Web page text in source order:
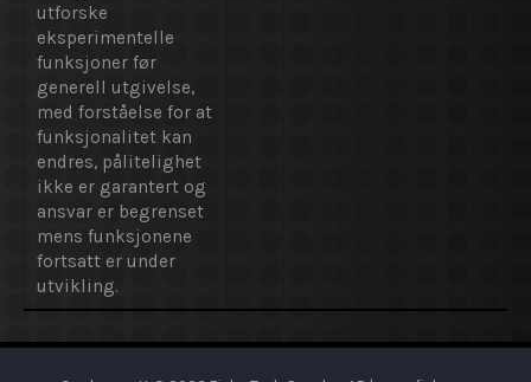
utforske
eksperimentelle
funksjoner før
generell utgivelse,
med forståelse for at
funksjonalitet kan
endres, pålitelighet
ikke er garantert og
ansvar er begrenset
mens funksjonene
fortsatt er under
utvikling.